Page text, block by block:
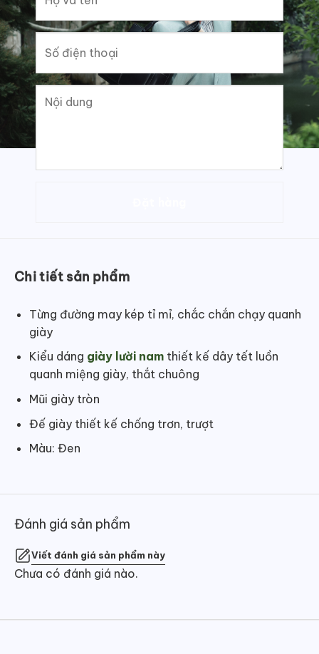
Chi tiết sản phẩm
Từng đường may kép tỉ mỉ, chắc chắn chạy quanh
giày
Kiểu dáng giày lười namthiết kế dây tết luồn
quanh miệng giày, thắt chuông
Mũi giày tròn
Đế giày thiết kế chống trơn, trượt
Màu: Đen
Đánh giá sản phẩm
Viết đánh giá sản phẩm này
Chưa có đánh giá nào.